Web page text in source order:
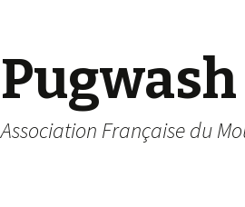
Association Française du